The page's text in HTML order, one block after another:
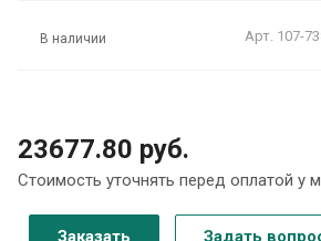
В наличии Арт. 107-
23677.80 руб.
Стоимость уточнять перед оплатой у
Заказать Задать